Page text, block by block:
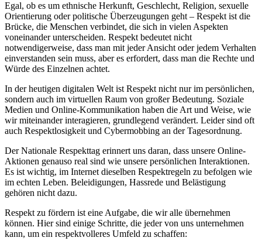
Egal, ob es um ethnische Herkunft, Geschlecht, Religion, sexuelle
Orientierung oder politische Überzeugungen geht – Respekt ist die
Brücke, die Menschen verbindet, die sich in vielen Aspekten
voneinander unterscheiden. Respekt bedeutet nicht
notwendigerweise, dass man mit jeder Ansicht oder jedem Verhalten
einverstanden sein muss, aber es erfordert, dass man die Rechte und
Würde des Einzelnen achtet.
In der heutigen digitalen Welt ist Respekt nicht nur im persönlichen,
sondern auch im virtuellen Raum von großer Bedeutung. Soziale
Medien und Online-Kommunikation haben die Art und Weise, wie
wir miteinander interagieren, grundlegend verändert. Leider sind oft
auch Respektlosigkeit und Cybermobbing an der Tagesordnung.
Der Nationale Respekttag erinnert uns daran, dass unsere Online-
Aktionen genauso real sind wie unsere persönlichen Interaktionen.
Es ist wichtig, im Internet dieselben Respektregeln zu befolgen wie
im echten Leben. Beleidigungen, Hassrede und Belästigung
gehören nicht dazu.
Respekt zu fördern ist eine Aufgabe, die wir alle übernehmen
können. Hier sind einige Schritte, die jeder von uns unternehmen
kann, um ein respektvolleres Umfeld zu schaffen: